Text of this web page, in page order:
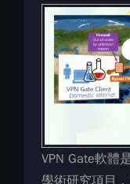
VPN Gate軟體